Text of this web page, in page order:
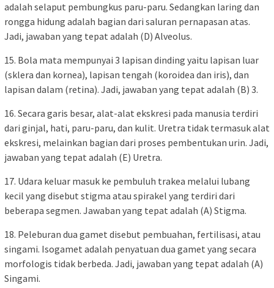
adalah selaput pembungkus paru-paru. Sedangkan laring dan
rongga hidung adalah bagian dari saluran pernapasan atas.
Jadi, jawaban yang tepat adalah (D) Alveolus.
15. Bola mata mempunyai 3 lapisan dinding yaitu lapisan luar
(sklera dan kornea), lapisan tengah (koroidea dan iris), dan
lapisan dalam (retina). Jadi, jawaban yang tepat adalah (B) 3.
16. Secara garis besar, alat-alat ekskresi pada manusia terdiri
dari ginjal, hati, paru-paru, dan kulit. Uretra tidak termasuk alat
ekskresi, melainkan bagian dari proses pembentukan urin. Jadi,
jawaban yang tepat adalah (E) Uretra.
17. Udara keluar masuk ke pembuluh trakea melalui lubang
kecil yang disebut stigma atau spirakel yang terdiri dari
beberapa segmen. Jawaban yang tepat adalah (A) Stigma.
18. Peleburan dua gamet disebut pembuahan, fertilisasi, atau
singami. Isogamet adalah penyatuan dua gamet yang secara
morfologis tidak berbeda. Jadi, jawaban yang tepat adalah (A)
Singami.